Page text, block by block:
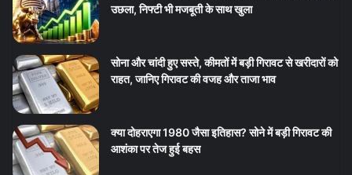
उछला, निफ्टी भी मजबूती के साथ खुला
सोना और चांदी हुए सस्ते, कीमतों में बड़ी गिरावट से खरीदारों को
राहत, जानिए गिरावट की वजह और ताजा भाव
क्या दोहराएगा 1980 जैसा इतिहास? सोने में बड़ी गिरावट की
आशंका पर तेज हुई बहस